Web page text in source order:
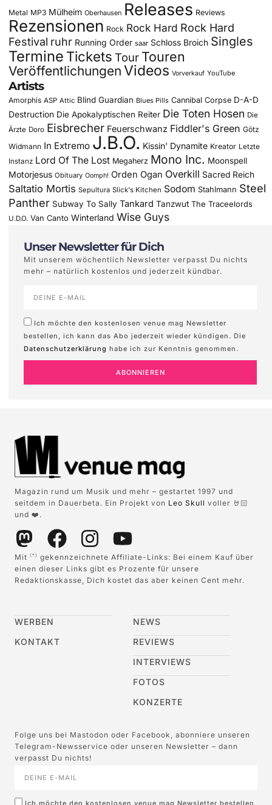
Metal MP3 Mülheim Oberhausen Releases Reviews
Rezensionen Rock Rock Hard Rock Hard
Festival ruhr Running Order saar Schloss Broich Singles
Termine Tickets Tour Touren
Veröffentlichungen Videos Vorverkauf YouTube
Artists
Amorphis ASP Attic Blind Guardian Blues Pills Cannibal Corpse D-A-D
Destruction Die Apokalyptischen Reiter Die Toten Hosen Die
Ärzte Doro Eisbrecher Feuerschwanz Fiddler's Green Götz
Widmann In Extremo J.B.O. Kissin' Dynamite Kreator Letzte
Instanz Lord Of The Lost Megaherz Mono Inc. Moonspell
Motorjesus Obituary Oomph! Orden Ogan Overkill Sacred Reich
Saltatio Mortis Sepultura Slick's Kitchen Sodom Stahlmann Steel
Panther Subway To Sally Tankard Tanzwut The Traceelords
U.D.O. Van Canto Winterland Wise Guys
Unser Newsletter für Dich
Mit unserem wöchentlich Newsletter verpasst Du nichts
mehr – natürlich kostenlos und jederzeit kündbar.
Ich möchte den kostenlosen venue mag Newsletter
bestellen, ich kann das Abo jederzeit wieder kündigen. Die
Datenschutzerklärung habe ich zur Kenntnis genommen.
ABONNIEREN
Magazin rund um Musik und mehr – gestartet 1997 und
seitdem in Dauerbeta. Ein Projekt von Leo Skull voller 🤘🏻
und ❤️.
Mit (*)
gekennzeichnete Affiliate-Links: Bei einem Kauf über
einen dieser Links gibt es Prozente für unsere
Redaktionskasse, Dich kostet das aber keinen Cent mehr.
WERBEN
KONTAKT
NEWS
REVIEWS
INTERVIEWS
FOTOS
KONZERTE
Folge uns bei Mastodon oder Facebook, abonniere unseren
Telegram-Newsservice oder unseren Newsletter – dann
verpasst Du nichts!
Ich möchte den kostenlosen venue mag Newsletter bestellen,